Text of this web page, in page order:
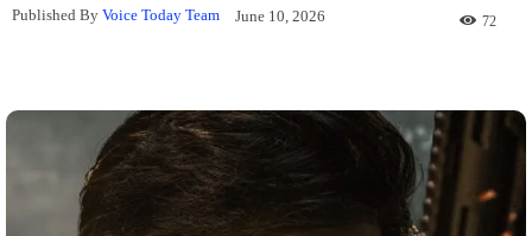
Published By Voice Today Team June 10, 2026 72